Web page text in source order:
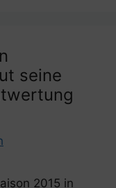
seine
2015 in